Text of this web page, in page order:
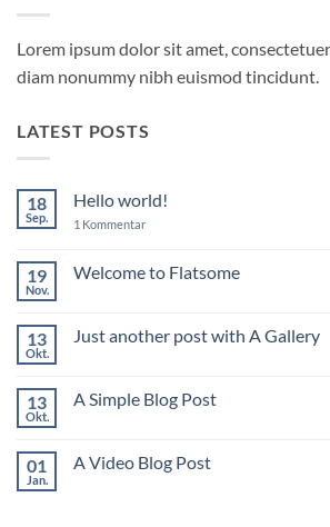
Lorem ipsum dolor sit amet,
diam nonummy nibh euismod tincidunt.
LATEST POSTS
18
Sep.
Hello world!
1 Kommentarzu
19
Nov.
Welcome to Flatsome
Welcome
13
Okt.
Just another post with A Gallery
Just
A
Gallery
13
Okt.
A Simple Blog Post
A
01
Jan.
A Video Blog Post